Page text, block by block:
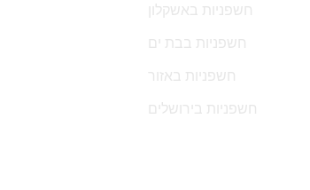
חשפניות באשקלון
חשפניות בבת ים
חשפניות באזור
חשפניות בירושלים